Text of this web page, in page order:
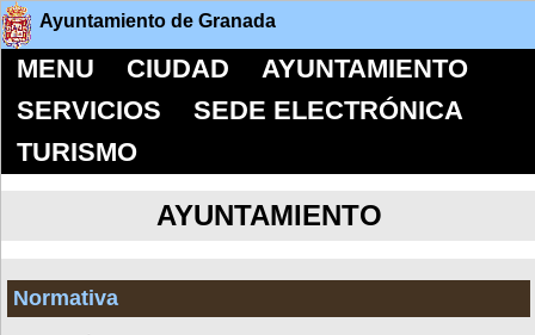
Ayuntamiento de Granada
MENU CIUDAD
AYUNTAMIENTO
SERVICIOS
SEDE ELECTRÓNICA
TURISMO
AYUNTAMIENTO
Normativa